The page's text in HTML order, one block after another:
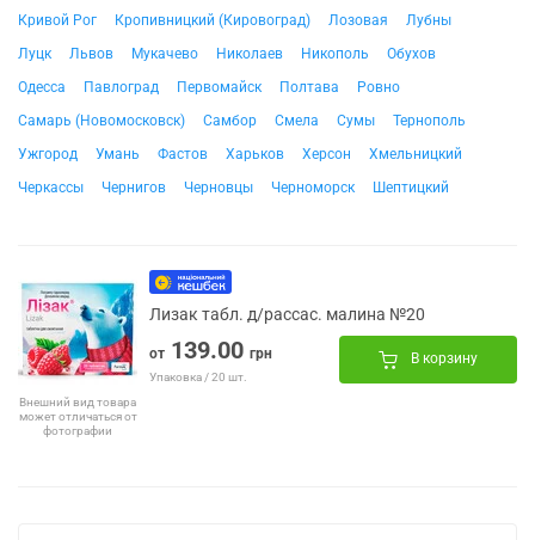
Кривой Рог
Кропивницкий (Кировоград) Лозовая
Лубны
Луцк
Львов Мукачево Николаев Никополь
Обухов
Одесса
Павлоград Первомайск Полтава
Ровно
Самарь (Новомосковск)
Самбор Смела Сумы
Тернополь
Ужгород
Умань Фастов Харьков Херсон
Хмельницкий
Черкассы
Чернигов Черновцы Черноморск Шептицкий
Внешний вид товара
может отличаться от
фотографии
Лизак табл. д/рассас. малина №20
от 139.00 грн
Упаковка / 20 шт.
В корзину